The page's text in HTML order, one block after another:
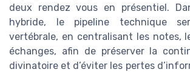
deux rendez vous en présentiel.
hybride, le pipeline technique
vertébrale, en centralisant les notes,
échanges, afin de préserver la
divinatoire et d’éviter les pertes